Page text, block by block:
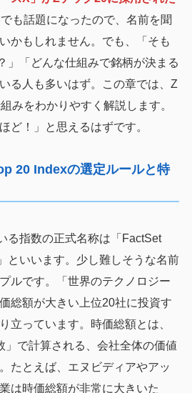
も話題になったので、名前を聞
かもしれません。でも、「そも
」「どんな仕組みで銘柄が決まる
る人も多いはず。この章では、Z
みをわかりやすく解説します。
ど！」と思えるはずです。
20 Indexの選定ルールと特
る指数の正式名称は「FactSet
といいます。少し難しそうな名前
ルです。「世界のテクノロジー
総額が大きい上位20社に投資す
立っています。時価総額とは、
」で計算される、会社全体の価値
たとえば、エヌビディアやアッ
は時価総額が非常に大きいた